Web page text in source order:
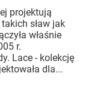
projektują
sław jak
właśnie
r.
Lace - kolekcję
dla...